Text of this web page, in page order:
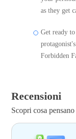
as they get
Get ready
Forbidden
Recensioni
Scopri cosa